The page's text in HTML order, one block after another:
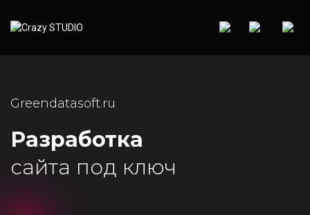
Greendatasoft.ru
Разработка
сайта под ключ